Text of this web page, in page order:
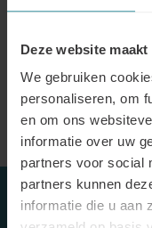
Deze website
We gebruiken
personaliseren, om
en om ons
informatie over uw
partners voor social
partners kunnen
informatie die u aan
virtuele workshops
Setten, (Senior
bij Mercuri
WEBINARS